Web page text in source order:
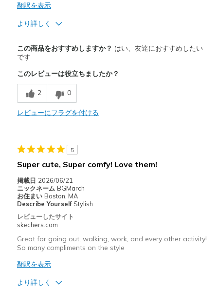
翻訳を表示
より詳しく
Attractive Design
Breathe Well
Comfortable
Durable
以下に最適
Casual Wear
Width
Feels true to width
Sizing
Feels true to size
この商品をおすすめしますか？ はい、友達におすすめしたい
です
このレビューは役立ちましたか？
2 0
レビューにフラグを付ける
5
Super cute, Super comfy! Love them!
掲載日 2026/06/21
ニックネーム BGMarch
お住まい Boston, MA
Describe Yourself Stylish
レビューしたサイト
skechers.com
Great for going out, walking, work, and every other activity!
So many compliments on the style
翻訳を表示
より詳しく